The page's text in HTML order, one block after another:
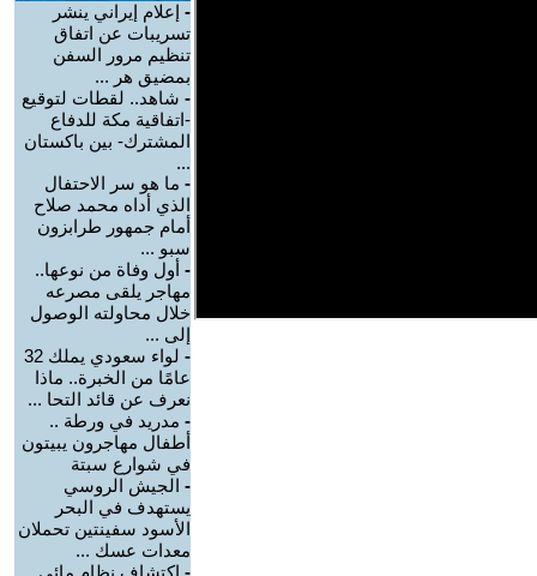
- إعلام إيراني ينشر
تسريبات عن اتفاق
تنظيم مرور السفن
بمضيق هر ...
- شاهد.. لقطات لتوقيع
-اتفاقية مكة للدفاع
المشترك- بين باكستان
...
- ما هو سر الاحتفال
الذي أداه محمد صلاح
أمام جمهور طرابزون
سبو ...
- أول وفاة من نوعها..
مهاجر يلقى مصرعه
خلال محاولته الوصول
إلى ...
-
لواء سعودي يملك 32
عامًا من الخبرة.. ماذا
نعرف عن قائد التحا ...
- مدريد في ورطة ..
أطفال مهاجرون يبيتون
في شوارع سبتة
- الجيش الروسي
يستهدف في البحر
الأسود سفينتين تحملان
معدات عسك ...
- اكتشاف نظام مائي